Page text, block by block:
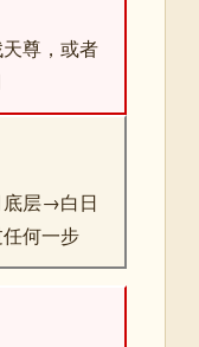
尊，或者
层→白日
何一步